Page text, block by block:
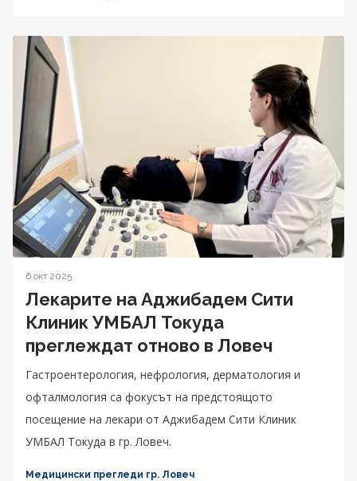
6 окт 2025
Лекарите на Аджибадем Сити
Клиник УМБАЛ Токуда
преглеждат отново в Ловеч
Гастроентерология, нефрология, дерматология и
офталмология са фокусът на предстоящото
посещение на лекари от Аджибадем Сити Клиник
УМБАЛ Токуда в гр. Ловеч.
Медицински прегледи гр. Ловеч